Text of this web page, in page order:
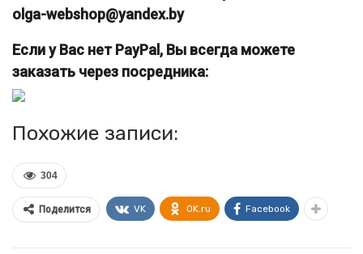
olga-webshop@yandex.by
Если у Вас нет PayPal, Вы всегда можете
заказать через посредника:
Похожие записи:
304
Поделится VK OK.ru Facebook